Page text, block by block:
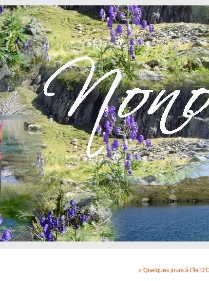
« Quelques jours à l'île